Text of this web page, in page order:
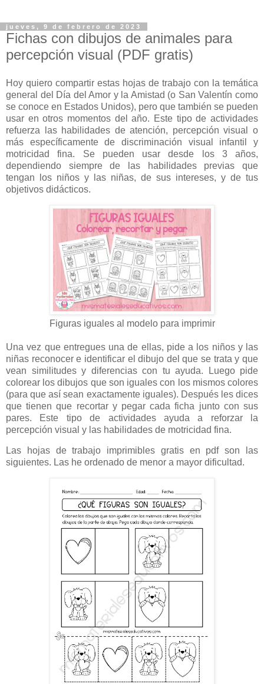
jueves, 9 de febrero de 2023
Fichas con dibujos de animales para
percepción visual (PDF gratis)
Hoy quiero compartir estas hojas de trabajo con la temática
general del Día del Amor y la Amistad (o San Valentín como
se conoce en Estados Unidos), pero que también se pueden
usar en otros momentos del año. Este tipo de actividades
refuerza las habilidades de atención, percepción visual o
más específicamente de discriminación visual infantil y
motricidad fina. Se pueden usar desde los 3 años,
dependiendo siempre de las habilidades previas que
tengan los niños y las niñas, de sus intereses, y de tus
objetivos didácticos.
Figuras iguales al modelo para imprimir
Una vez que entregues una de ellas, pide a los niños y las
niñas reconocer e identificar el dibujo del que se trata y que
vean similitudes y diferencias con tu ayuda. Luego pide
colorear los dibujos que son iguales con los mismos colores
(para que así sean exactamente iguales). Después les dices
que tienen que recortar y pegar cada ficha junto con sus
pares. Este tipo de actividades ayuda a reforzar la
percepción visual y las habilidades de motricidad fina.
Las hojas de trabajo imprimibles gratis en pdf son las
siguientes. Las he ordenado de menor a mayor dificultad.